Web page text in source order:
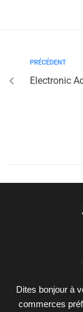
PRÉCÉDENT
Electronic
Dites bonjour à
commerces